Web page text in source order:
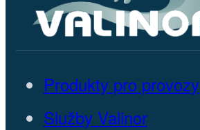
Produkty pro provozy
Služby Valinor